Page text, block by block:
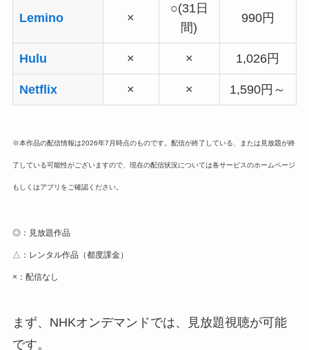
Lemino ×
○(31日
間)
990円
Hulu × × 1,026円
Netflix × × 1,590円～
※本作品の配信情報は2026年7月時点のものです。配信が終了している、または見放題が終
了している可能性がございますので、現在の配信状況については各サービスのホームページ
もしくはアプリをご確認ください。
◎：見放題作品
△：レンタル作品（都度課金）
×：配信なし
まず、NHKオンデマンドでは、見放題視聴が可能
です。